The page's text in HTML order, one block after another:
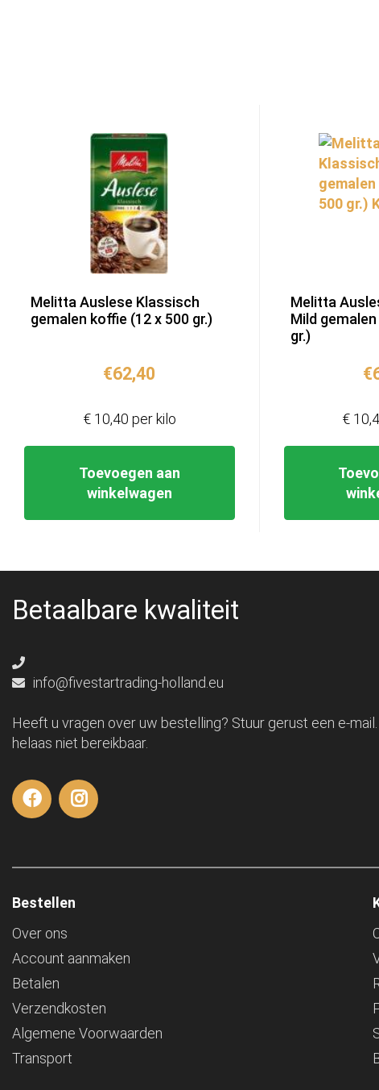
Melitta Auslese Klassisch
gemalen koffie (12 x 500 gr.)
€62,40
Toevoegen aan
winkelwagen
€ 10,40 per kilo
Melitta
Mild
gr.)
€
€
Betaalbare kwaliteit
info@fivestartrading-holland.eu
Heeft u vragen over uw bestelling? Stuur gerust een e-
helaas niet bereikbaar.
Bestellen
Over ons
Account aanmaken
Betalen
Verzendkosten
Algemene Voorwaarden
Transport